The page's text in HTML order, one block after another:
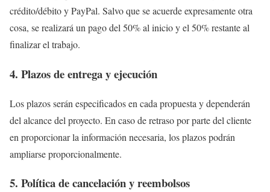
crédito/débito y PayPal. Salvo que se acuerde expresamente otra
cosa, se realizará un pago del 50% al inicio y el 50% restante al
finalizar el trabajo.
4. Plazos de entrega y ejecución
Los plazos serán especificados en cada propuesta y dependerán
del alcance del proyecto. En caso de retraso por parte del cliente
en proporcionar la información necesaria, los plazos podrán
ampliarse proporcionalmente.
5. Política de cancelación y reembolsos